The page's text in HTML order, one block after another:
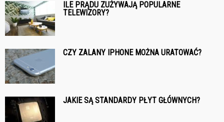
ILE PRĄDU ZUŻYWAJĄ POPULARNE
TELEWIZORY?
CZY ZALANY IPHONE MOŻNA URATOWAĆ?
JAKIE SĄ STANDARDY PŁYT GŁÓWNYCH?